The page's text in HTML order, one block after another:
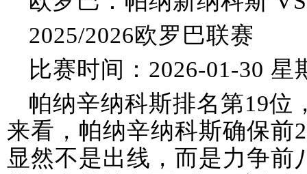
2025/2026欧罗巴联赛
比赛时间：2026-01-30 星
帕纳辛纳科斯排名第19位
来看，帕纳辛纳科斯确保前
显然不是出线，而是力争